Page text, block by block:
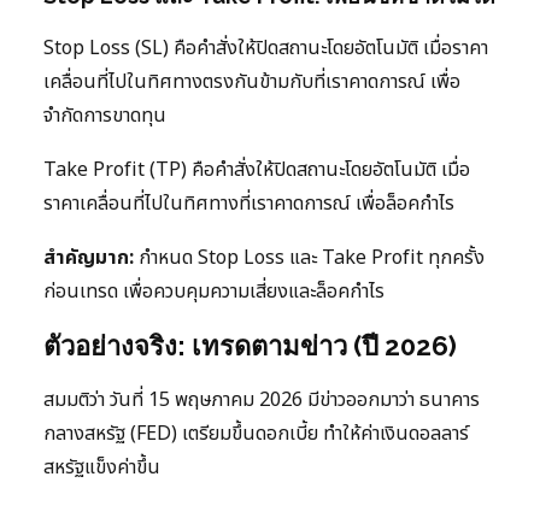
Stop Loss (SL) คือคำสั่งให้ปิดสถานะโดยอัตโนมัติ เมื่อราคา
เคลื่อนที่ไปในทิศทางตรงกันข้ามกับที่เราคาดการณ์ เพื่อ
จำกัดการขาดทุน
Take Profit (TP) คือคำสั่งให้ปิดสถานะโดยอัตโนมัติ เมื่อ
ราคาเคลื่อนที่ไปในทิศทางที่เราคาดการณ์ เพื่อล็อคกำไร
สำคัญมาก: กำหนด Stop Loss และ Take Profit ทุกครั้ง
ก่อนเทรด เพื่อควบคุมความเสี่ยงและล็อคกำไร
ตัวอย่างจริง: เทรดตามข่าว (ปี 2026)
สมมติว่า วันที่ 15 พฤษภาคม 2026 มีข่าวออกมาว่า ธนาคาร
กลางสหรัฐ (FED) เตรียมขึ้นดอกเบี้ย ทำให้ค่าเงินดอลลาร์
สหรัฐแข็งค่าขึ้น